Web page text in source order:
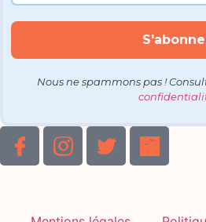
Nous ne spammons pas !